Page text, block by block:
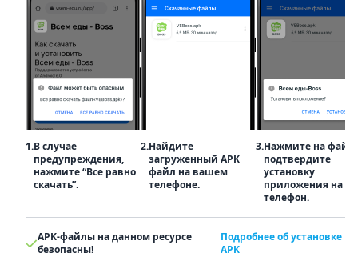
1.В случае
предупреждения,
нажмите “Все равно
скачать”.
2.Найдите
загруженный APK
файл на вашем
телефоне.
3.Нажмите на файл
подтвердите
установку
приложения на
телефон.
APK-файлы на данном ресурсе
безопасны!
Подробнее об установке
APK